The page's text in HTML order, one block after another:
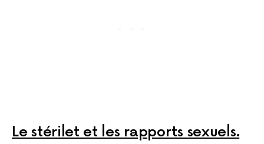
Le stérilet et les rapports sexuels.